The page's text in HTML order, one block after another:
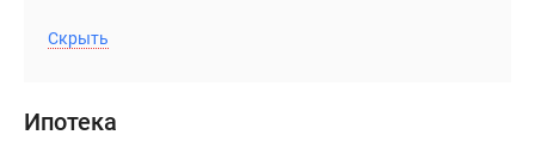
Скрыть
Ипотека